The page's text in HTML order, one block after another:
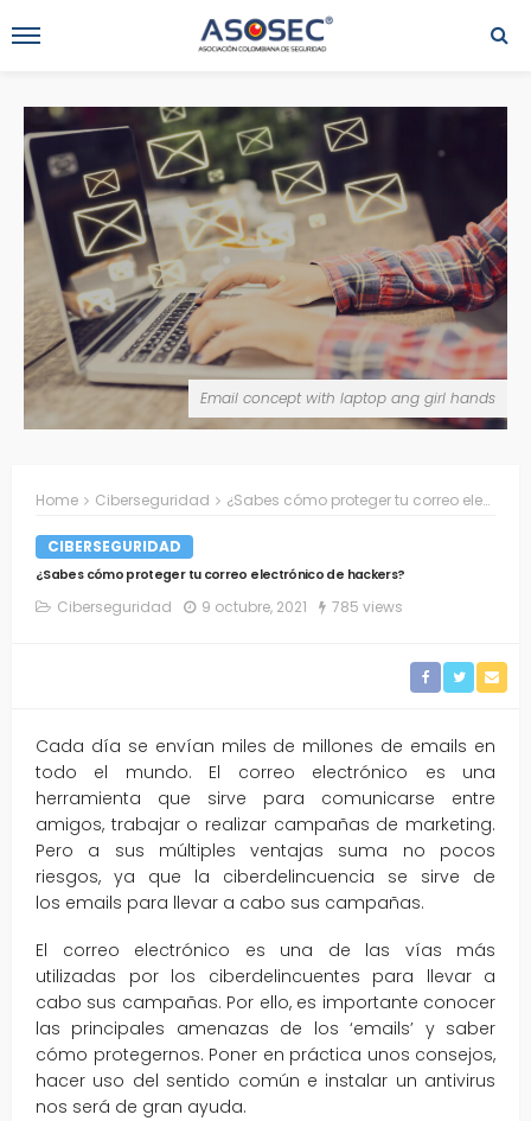
Email concept with laptop ang girl hands
Home Ciberseguridad ¿Sabes cómo proteger tu correo electrónico de hackers?
CIBERSEGURIDAD
¿Sabes cómo proteger tu correo electrónico de hackers?
Ciberseguridad 9 octubre, 2021 785 views
Cada día se envían miles de millones de emails en
todo el mundo. El correo electrónico es una
herramienta que sirve para comunicarse entre
amigos, trabajar o realizar campañas de marketing.
Pero a sus múltiples ventajas suma no pocos
riesgos, ya que la ciberdelincuencia se sirve de
los emails para llevar a cabo sus campañas.
El correo electrónico es una de las vías más
utilizadas por los ciberdelincuentes para llevar a
cabo sus campañas. Por ello, es importante conocer
las principales amenazas de los ‘emails’ y saber
cómo protegernos. Poner en práctica unos consejos,
hacer uso del sentido común e instalar un antivirus
nos será de gran ayuda.